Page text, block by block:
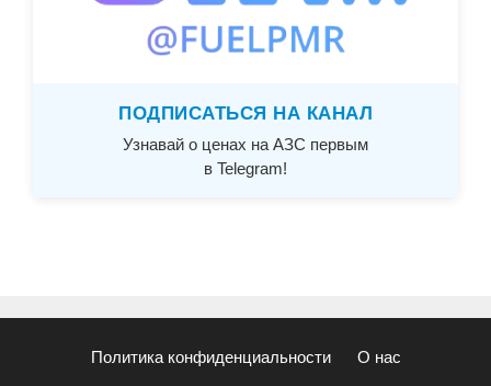
ПОДПИСАТЬСЯ НА КАНАЛ
Узнавай о ценах на АЗС первым
в Telegram!
Политика конфиденциальности О нас